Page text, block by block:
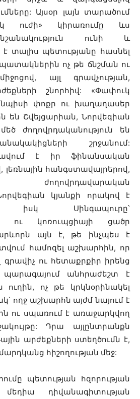
Այսօր լայն տարածում
ուժի» կիրառումը ևս
ունի և
է տալիս պետությանը հասնել
ոչ թե ճնշման ու
այլ գրավչության,
շնորհիվ: «Փափուկ
փոքր ու խաղաղասեր
են Շվեյցարիան, Նորվեգիան
ժողովրդականություն են
շրջանում:
է իր ֆինանսական
լեռնային հանգստավայրերով,
ժողովրդավարական
կյանքի որակով է
իսկ Սինգապուրը՝
ու կոռուպցիայի ցածր
այն է, թե ինչպես է
համոզել աշխարհին, որ
գրավիչ ու հետաքրքիր իրենց
անհրաժեշտ է
ոչ թե կրկնօրինակել
ողջ աշխարհն այժմ նայում է
ու սպառում է առաջարկվող
Դրա այլընտրանքն
արժեքների ստեղծումն է,
հիշողության մեջ:
պետության հզորության
դիվանագիտության